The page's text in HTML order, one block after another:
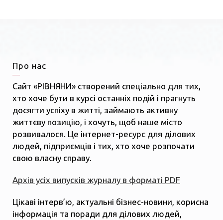
Про нас
Сайт «РІВНЯНИ» створений спеціально для тих,
хто хоче бути в курсі останніх подій і прагнуть
досягти успіху в житті, займають активну
життєву позицію, і хочуть, щоб наше місто
розвивалося. Це інтернет-ресурс для ділових
людей, підприємців і тих, хто хоче розпочати
свою власну справу.
Архів усіх випусків журналу в форматі PDF
Цікаві інтерв’ю, актуальні бізнес-новини, корисна
інформація та поради для ділових людей,